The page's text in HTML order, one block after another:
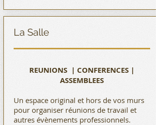
La Salle
REUNIONS | CONFERENCES |
ASSEMBLEES
Un espace original et hors de vos murs
pour organiser réunions de travail et
autres évènements professionnels.